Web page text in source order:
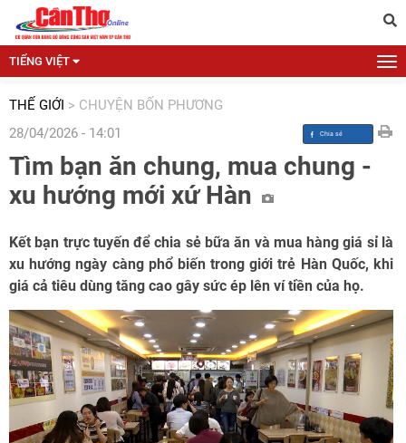
TIẾNG VIỆT
THẾ GIỚI > CHUYỆN BỐN PHƯƠNG
28/04/2026 - 14:01
Tìm bạn ăn chung, mua chung -
xu hướng mới xứ Hàn
Kết bạn trực tuyến để chia sẻ bữa ăn và mua hàng giá sỉ là
xu hướng ngày càng phổ biến trong giới trẻ Hàn Quốc, khi
giá cả tiêu dùng tăng cao gây sức ép lên ví tiền của họ.